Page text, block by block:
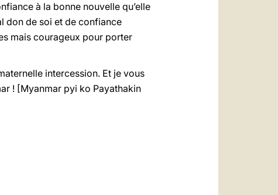
à la bonne nouvelle qu’elle
don de soi et de confiance
mais courageux pour porter
intercession. Et je vous
! [Myanmar pyi ko Payathakin